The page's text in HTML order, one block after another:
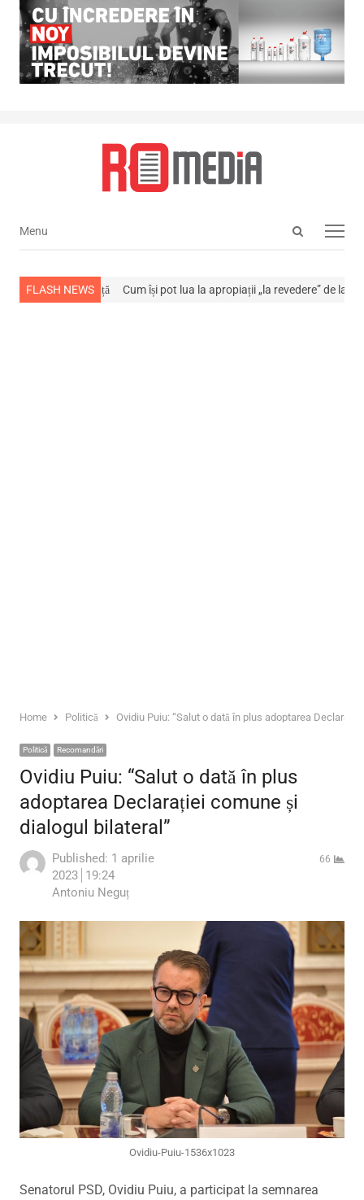
Open
Menu
Menu
FLASH NEWS
stins din viață Cum își pot lua la apropiații „la revedere” de la…
Home Politică Ovidiu Puiu: “Salut o dată în plus adoptarea
Politică Recomandări
Ovidiu Puiu: “Salut o dată în plus
adoptarea Declarației comune și
dialogul bilateral”
Published: 1 aprilie
2023 19:24
Author
Antoniu Neguț
66
Ovidiu-Puiu-1536x1023
Senatorul PSD, Ovidiu Puiu, a participat la semnarea